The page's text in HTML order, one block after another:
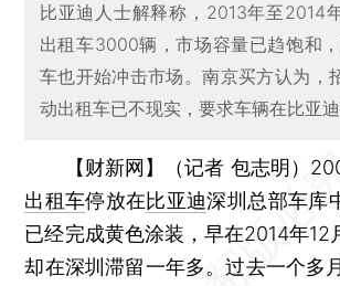
比亚迪人士解释称，2013年至2014
出租车3000辆，市场容量已趋饱和
车也开始冲击市场。南京买方认为，
动出租车已不现实，要求车辆在比亚
【财新网】（记者 包志明）
出租车停放在比亚迪深圳总部车库
已经完成黄色涂装，早在2014年12
却在深圳滞留一年多。过去一个多